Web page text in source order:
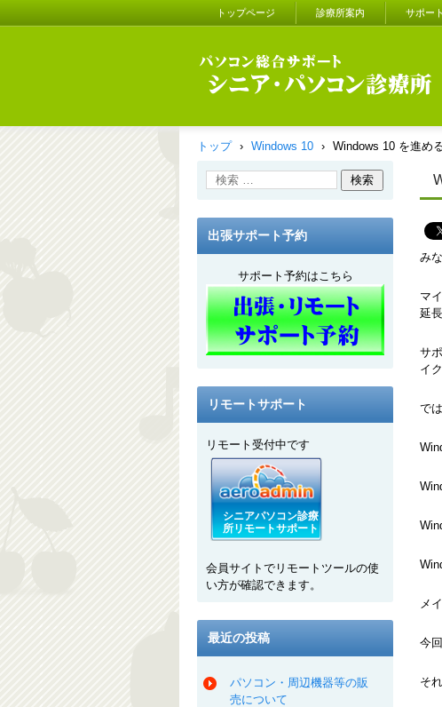
トップページ 診療所案内 サポー
トップ › Windows 10 › Windows 10 を進め
み
マ
延
サ
イ
で
メ
今
そ
出張サポート予約
サポート予約はこちら
リモートサポート
リモート受付中です
シニアパソコン診療
所リモートサポート
会員サイトでリモートツールの使
い方が確認できます。
最近の投稿
パソコン・周辺機器等の販
売について